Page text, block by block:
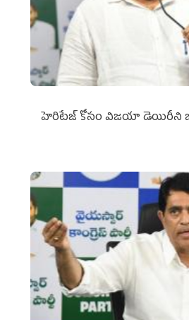
హెరిటేజ్ కోసం విజయా డెయిరీని